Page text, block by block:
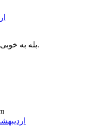
بله به خوبی نصب، کرک و اجرا می‌شه.
۱۳ اردیبهشت ۱۴۰۵